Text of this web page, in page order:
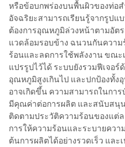
หรือข้อบกพร่องบนพื้นผิวของท่อส
อัจฉริยะสามารถเรียนรู้จากรูป
ต้องการอุณหภูมิล่วงหน้าตามอัต
แวดล้อมรอบข้าง ฉนวนกันควา
ร้อนและลดการใช้พลังงาน ขณะ
แปรรูปไว้ได้ ระบบยังรวมฟีเจอ
อุณหภูมิสูงเกินไป และปกป้องทั้
อาจเกิดขึ้น ความสามารถในก
มีคุณค่าต่อการผลิต และสนับสนุ
ติดตามประวัติความร้อนของแต่
การให้ความร้อนและระบายควา
ต้นการผลิตได้อย่างรวดเร็ว และ